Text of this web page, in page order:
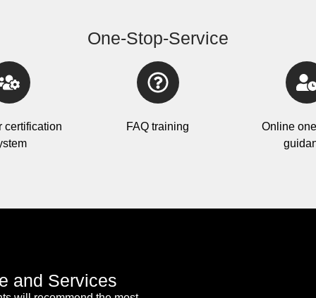
One-Stop-Service
certification
FAQ training
Online
and Services